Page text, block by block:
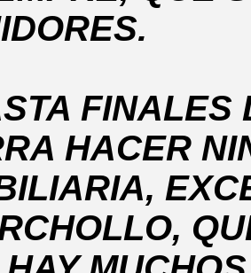
FINALES
HACER